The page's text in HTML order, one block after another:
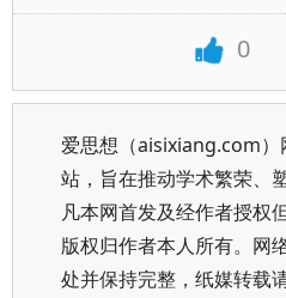
0
爱思想（aisixiang.com）
站，旨在推动学术繁荣、
凡本网首发及经作者授权
版权归作者本人所有。网
处并保持完整，纸媒转载